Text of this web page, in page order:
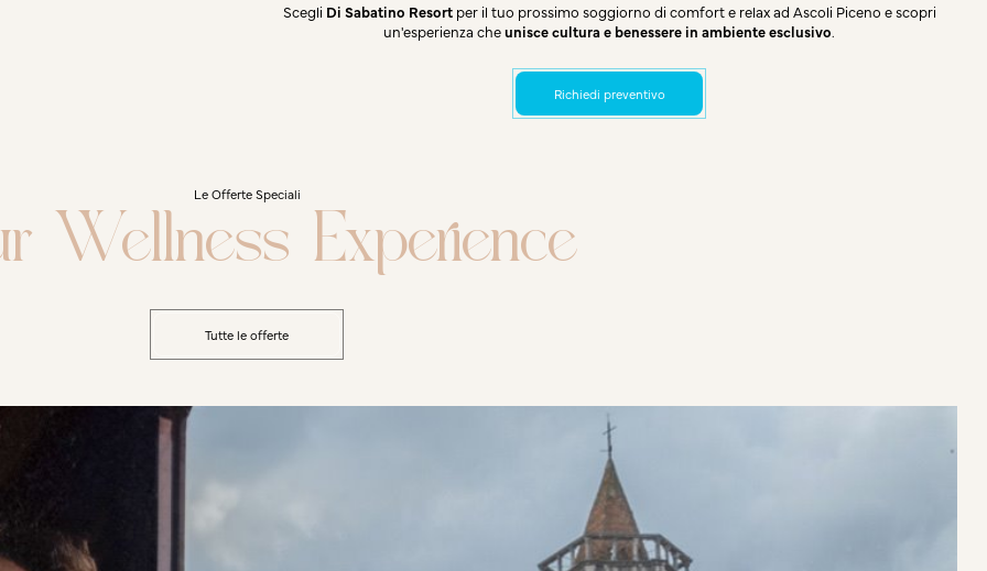
Scegli Di Sabatino Resortper il tuo prossimo soggiorno di comfort e relax ad Ascoli Piceno e scopri
un'esperienza cheunisce cultura e benessere in ambiente esclusivo.
Richiedi preventivo
Le Offerte Speciali
Wellness Experience
Tutte le offerte